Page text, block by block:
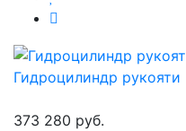
Гидроцилиндр рукояти
373 280 руб.